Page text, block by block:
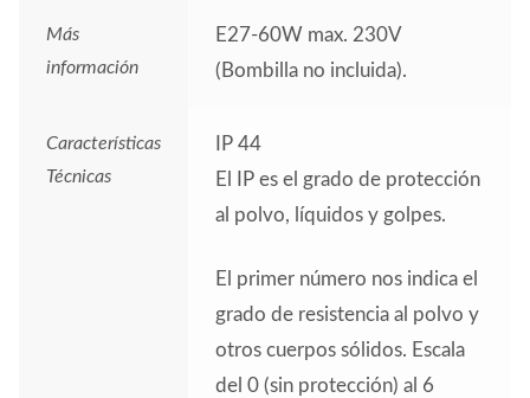
Más
información
E27-60W max. 230V
(Bombilla no incluida).
Características
Técnicas
IP 44
El IP es el grado de protección
al polvo, líquidos y golpes.
El primer número nos indica el
grado de resistencia al polvo y
otros cuerpos sólidos. Escala
del 0 (sin protección) al 6